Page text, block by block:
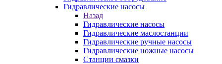
Гидравлические насосы
Назад
Гидравлические насосы
Гидравлические маслостанции
Гидравлические ручные насосы
Гидравлические ножные насосы
Станции смазки